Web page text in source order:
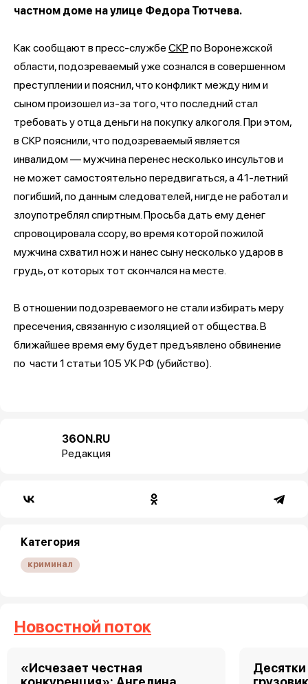
частном доме на улице Федора Тютчева.
Как сообщают в пресс-службе СКР по Воронежской
области, подозреваемый уже сознался в совершенном
преступлении и пояснил, что конфликт между ним и
сыном произошел из-за того, что последний стал
требовать у отца деньги на покупку алкоголя. При этом,
в СКР пояснили, что подозреваемый является
инвалидом — мужчина перенес несколько инсультов и
не может самостоятельно передвигаться, а 41-летний
погибший, по данным следователей, нигде не работал и
злоупотреблял спиртным. Просьба дать ему денег
спровоцировала ссору, во время которой пожилой
мужчина схватил нож и нанес сыну несколько ударов в
грудь, от которых тот скончался на месте.
В отношении подозреваемого не стали избирать меру
пресечения, связанную с изоляцией от общества. В
ближайшее время ему будет предъявлено обвинение
по части 1 статьи 105 УК РФ (убийство).
36ON.RU
Редакция
Категория
криминал
Новостной поток
«Исчезает честная